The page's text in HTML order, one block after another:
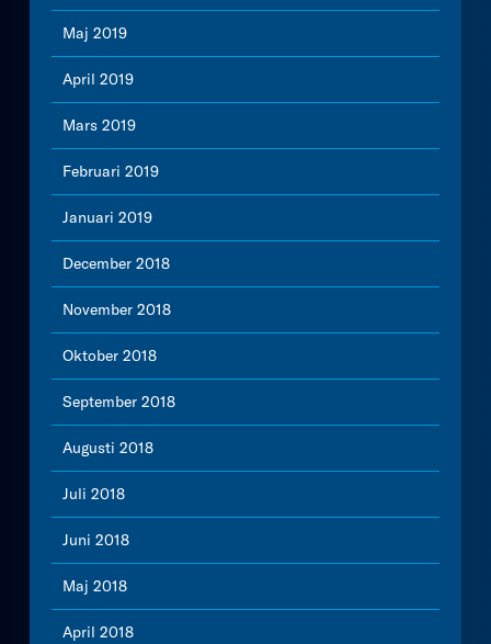
Maj 2019
April 2019
Mars 2019
Februari 2019
Januari 2019
December 2018
November 2018
Oktober 2018
September 2018
Augusti 2018
Juli 2018
Juni 2018
Maj 2018
April 2018